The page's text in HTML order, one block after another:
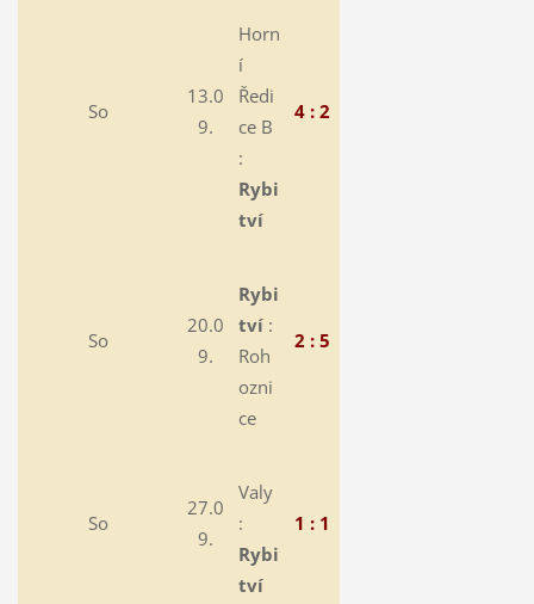
So
13.0
9.
Horn
í
Ředi
ce B
:
Rybi
tví
4 : 2
So
20.0
9.
Rybi
tví :
Roh
ozni
ce
2 : 5
So
27.0
9.
Valy
:
Rybi
tví
1 : 1